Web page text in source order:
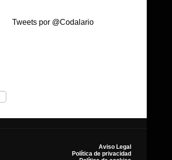
Tweets por @Codalario
Aviso Legal
Política de privacidad